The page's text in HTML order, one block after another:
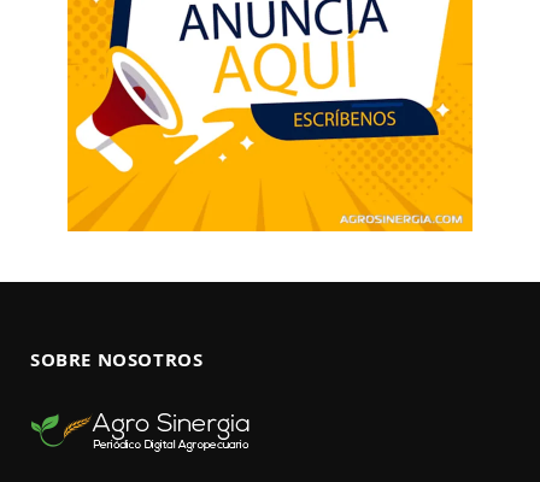
SOBRE NOSOTROS